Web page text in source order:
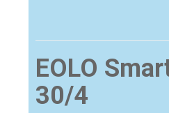
EOLO
30/4